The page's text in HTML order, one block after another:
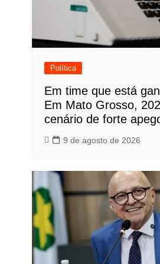
Política
Em time que está
Em Mato Grosso,
cenário de forte
9 de agosto de 2026